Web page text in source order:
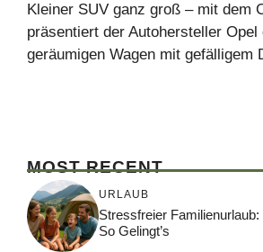
Kleiner SUV ganz groß – mit dem
präsentiert der Autohersteller Opel
geräumigen Wagen mit gefälligem
MOST RECENT
URLAUB
Stressfreier Familienurlaub:
So Gelingt’s